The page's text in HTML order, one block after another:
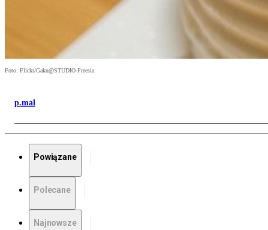
Foto: Flickr/Gaku@STUDIO-Freesia
p.mal
Powiązane
Polecane
Najnowsze